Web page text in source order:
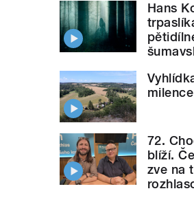
Hans
72.
blíží.
zve na